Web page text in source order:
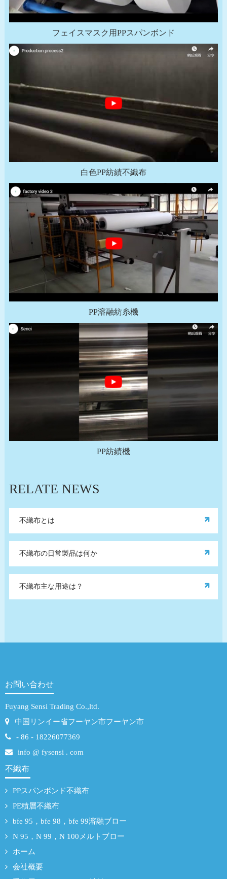
フェイスマスク用PPスパンボンド
白色PP紡績不織布
PP溶融紡糸機
PP紡績機
RELATE NEWS
不織布とは
不織布の日常製品は何か
不織布主な用途は？
お問い合わせ
Fuyang Sensi Trading Co.,ltd.
中国リンイー省フーヤン市フーヤン市
- 86 - 18226077369
info @ fysensi . com
不織布
PPスパンボンド不織布
PE積層不織布
bfe 95，bfe 98，bfe 99溶融ブロー
N 95，N 99，N 100メルトブロー
ホーム
会社概要